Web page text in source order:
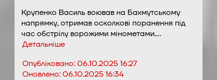
Крупенко Василь воював на Бахмутському
напрямку, отримав осколкові поранення під
час обстрілу ворожими мінометами.…
Детальніше
Опубліковано:06.10.2025 16:27
Оновлено:06.10.2025 16:34